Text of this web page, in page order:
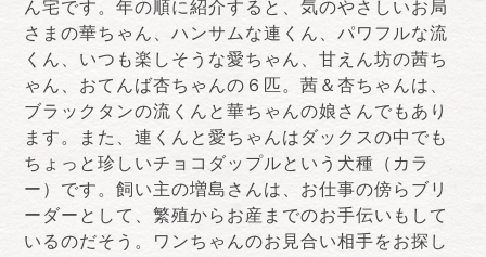
ん宅です。年の順に紹介すると、気のやさしいお局
さまの華ちゃん、ハンサムな連くん、パワフルな流
くん、いつも楽しそうな愛ちゃん、甘えん坊の茜ち
ゃん、おてんば杏ちゃんの６匹。茜＆杏ちゃんは、
ブラックタンの流くんと華ちゃんの娘さんでもあり
ます。また、連くんと愛ちゃんはダックスの中でも
ちょっと珍しいチョコダップルという犬種（カラ
ー）です。飼い主の増島さんは、お仕事の傍らブリ
ーダーとして、繁殖からお産までのお手伝いもして
いるのだそう。ワンちゃんのお見合い相手をお探し